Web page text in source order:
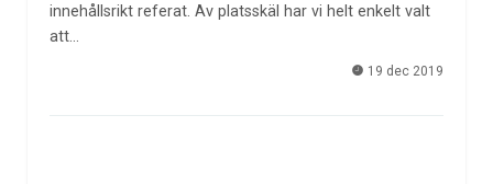
innehållsrikt referat. Av platsskäl har vi helt enkelt valt
att…
19 dec 2019